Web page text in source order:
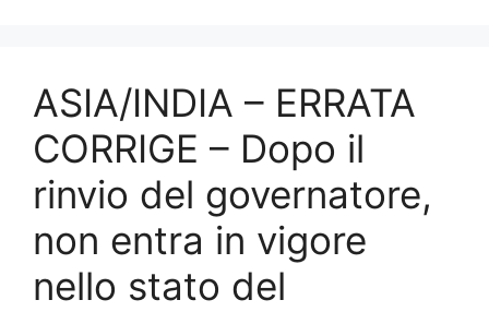
ASIA/INDIA – ERRATA
CORRIGE – Dopo il
rinvio del governatore,
non entra in vigore
nello stato del